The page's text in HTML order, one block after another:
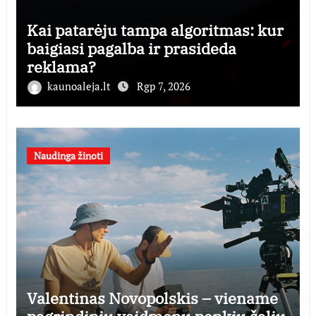
Kai patarėju tampa algoritmas: kur
baigiasi pagalba ir prasideda
reklama?
kaunoaleja.lt Rgp 7, 2026
Naudinga žinoti
Valentinas Novopolskis – viename